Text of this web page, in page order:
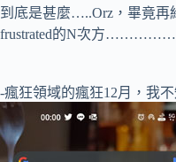
到底是甚麼…..Orz，畢竟再
frustrated的N次方
-瘋狂領域的瘋狂12月，我